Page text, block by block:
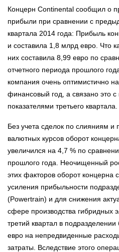
Концерн Continental сообщил о
прибыли при сравнении с
квартала 2014 года: Прибыль
и составила 1,8 млрд евро. Что
них составила 8,99 евро по
отчетного периода прошлого
компания очень оптимистично
финансовый год, а связано это
показателями третьего квартала.
Без учета сделок по слияниям
валютных курсов оборот
увеличился на 4,7 % по
прошлого года. Неочищенный
этих факторов оборот концерна
усиления прибыльности
(Powertrain) и для снижения
сфере производства гибридных
третий квартал в
евро на непредвиденные
затраты. Вследствие этого